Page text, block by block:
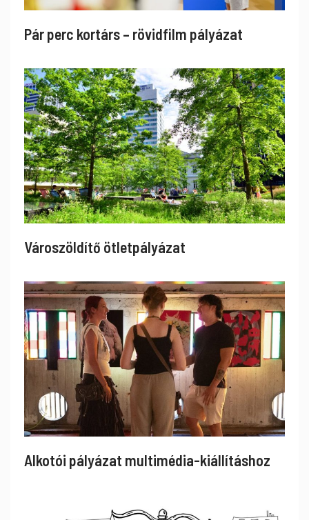
Pár perc kortárs – rövidfilm pályázat
Városzöldítő ötletpályázat
Alkotói pályázat multimédia-kiállításhoz